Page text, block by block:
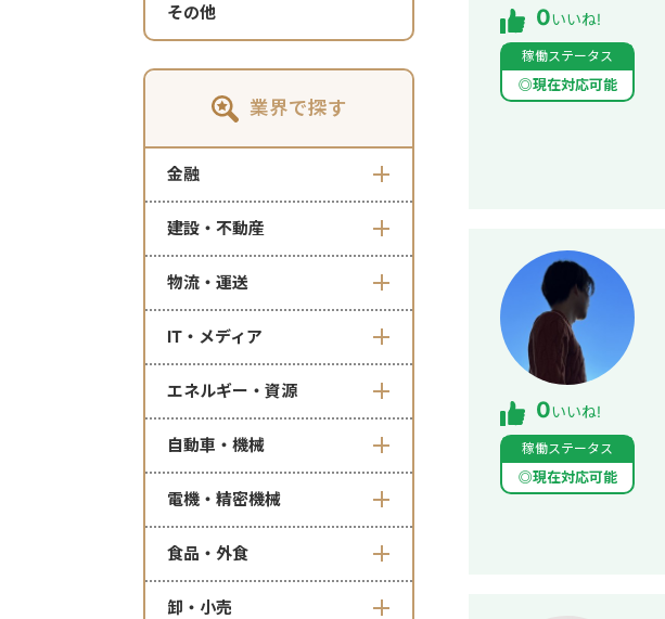
その他
業界で探す
金融
建設・不動産
物流・運送
IT・メディア
エネルギー・資源
自動車・機械
電機・精密機械
食品・外食
卸・小売
0いいね!
稼働ステータス
◎現在対応可能
0いいね!
稼働ステータス
◎現在対応可能